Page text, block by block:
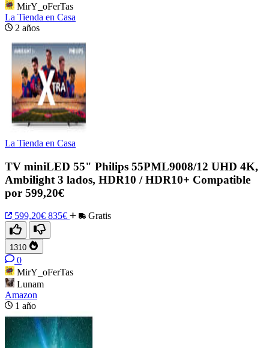
MirY_oFerTas
La Tienda en Casa
2 años
La Tienda en Casa
TV miniLED 55" Philips 55PML9008/12 UHD 4K,
Ambilight 3 lados, HDR10 / HDR10+ Compatible
por 599,20€
599,20€ 835€ Gratis
1310
0
MirY_oFerTas
Lunam
Amazon
1 año